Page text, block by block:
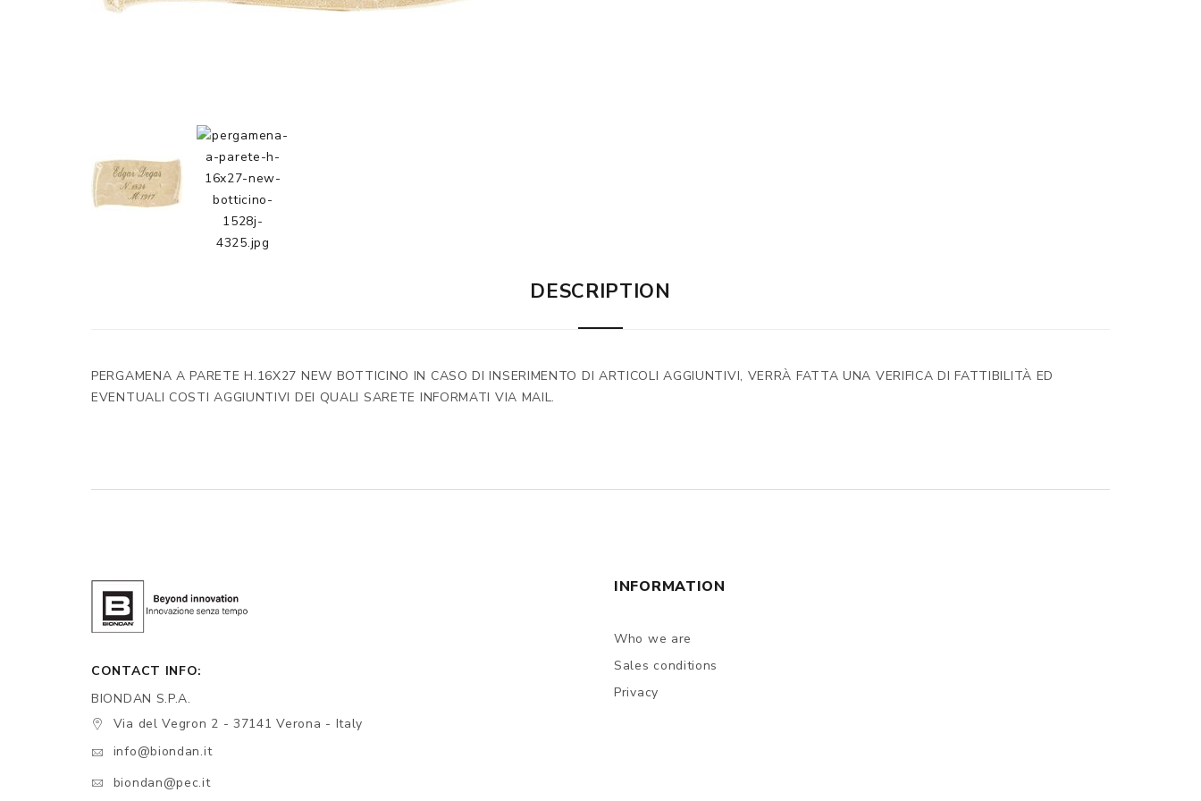
DESCRIPTION
PERGAMENA A PARETE H.16X27 NEW BOTTICINO IN CASO DI INSERIMENTO DI ARTICOLI AGGIUNTIVI, VERRÀ FATTA UNA VERIFICA DI FATTIBILITÀ ED
EVENTUALI COSTI AGGIUNTIVI DEI QUALI SARETE INFORMATI VIA MAIL.
CONTACT INFO:
BIONDAN S.P.A.
Via del Vegron 2 - 37141 Verona - Italy
info@biondan.it
biondan@pec.it
INFORMATION
Who we are
Sales conditions
Privacy